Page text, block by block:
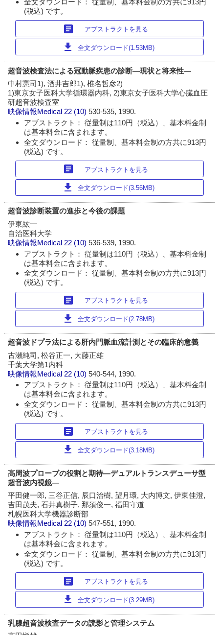
全文ダウンロード： 従量制、基本料金制の方共に913円
(税込) です。
article アブストラクトを見る
download 全文ダウンロード(1.53MB)
超音波検査法による冠動脈疾患の診断―現状と将来性―
中村憲司1), 酒井吉郎1), 椎名哲彦2)
1)東京女子医科大学循環器内科, 2)東京女子医科大学心臓血圧
研超音波検査室
映像情報Medical 22 (10)530-535, 1990.
アブストラクト： 従量制は110円（税込）、基本料金制
は基本料金に含まれます。
全文ダウンロード： 従量制、基本料金制の方共に913円
(税込) です。
article アブストラクトを見る
download 全文ダウンロード(3.56MB)
超音波診断装置の進歩と今後の課題
伊東紘一
自治医科大学
映像情報Medical 22 (10)536-539, 1990.
アブストラクト： 従量制は110円（税込）、基本料金制
は基本料金に含まれます。
全文ダウンロード： 従量制、基本料金制の方共に913円
(税込) です。
article アブストラクトを見る
download 全文ダウンロード(2.78MB)
超音波ドプラ法による肝内門脈血流計測とその臨床的意義
古瀬純司, 松谷正一, 大藤正雄
千葉大学第1内科
映像情報Medical 22 (10)540-544, 1990.
アブストラクト： 従量制は110円（税込）、基本料金制
は基本料金に含まれます。
全文ダウンロード： 従量制、基本料金制の方共に913円
(税込) です。
article アブストラクトを見る
download 全文ダウンロード(3.18MB)
高周波プローブの役割と期待―デュアルトランスデューサ型
超音波内視鏡―
平田健一郎, 三谷正信, 辰口治樹, 望月環, 大内博文, 伊東佳澄,
吉田茂夫, 石井真樹子, 那須俊一, 福田守道
札幌医科大学機器診断部
映像情報Medical 22 (10)547-551, 1990.
アブストラクト： 従量制は110円（税込）、基本料金制
は基本料金に含まれます。
全文ダウンロード： 従量制、基本料金制の方共に913円
(税込) です。
article アブストラクトを見る
download 全文ダウンロード(3.29MB)
乳腺超音波検査データの読影と管理システム